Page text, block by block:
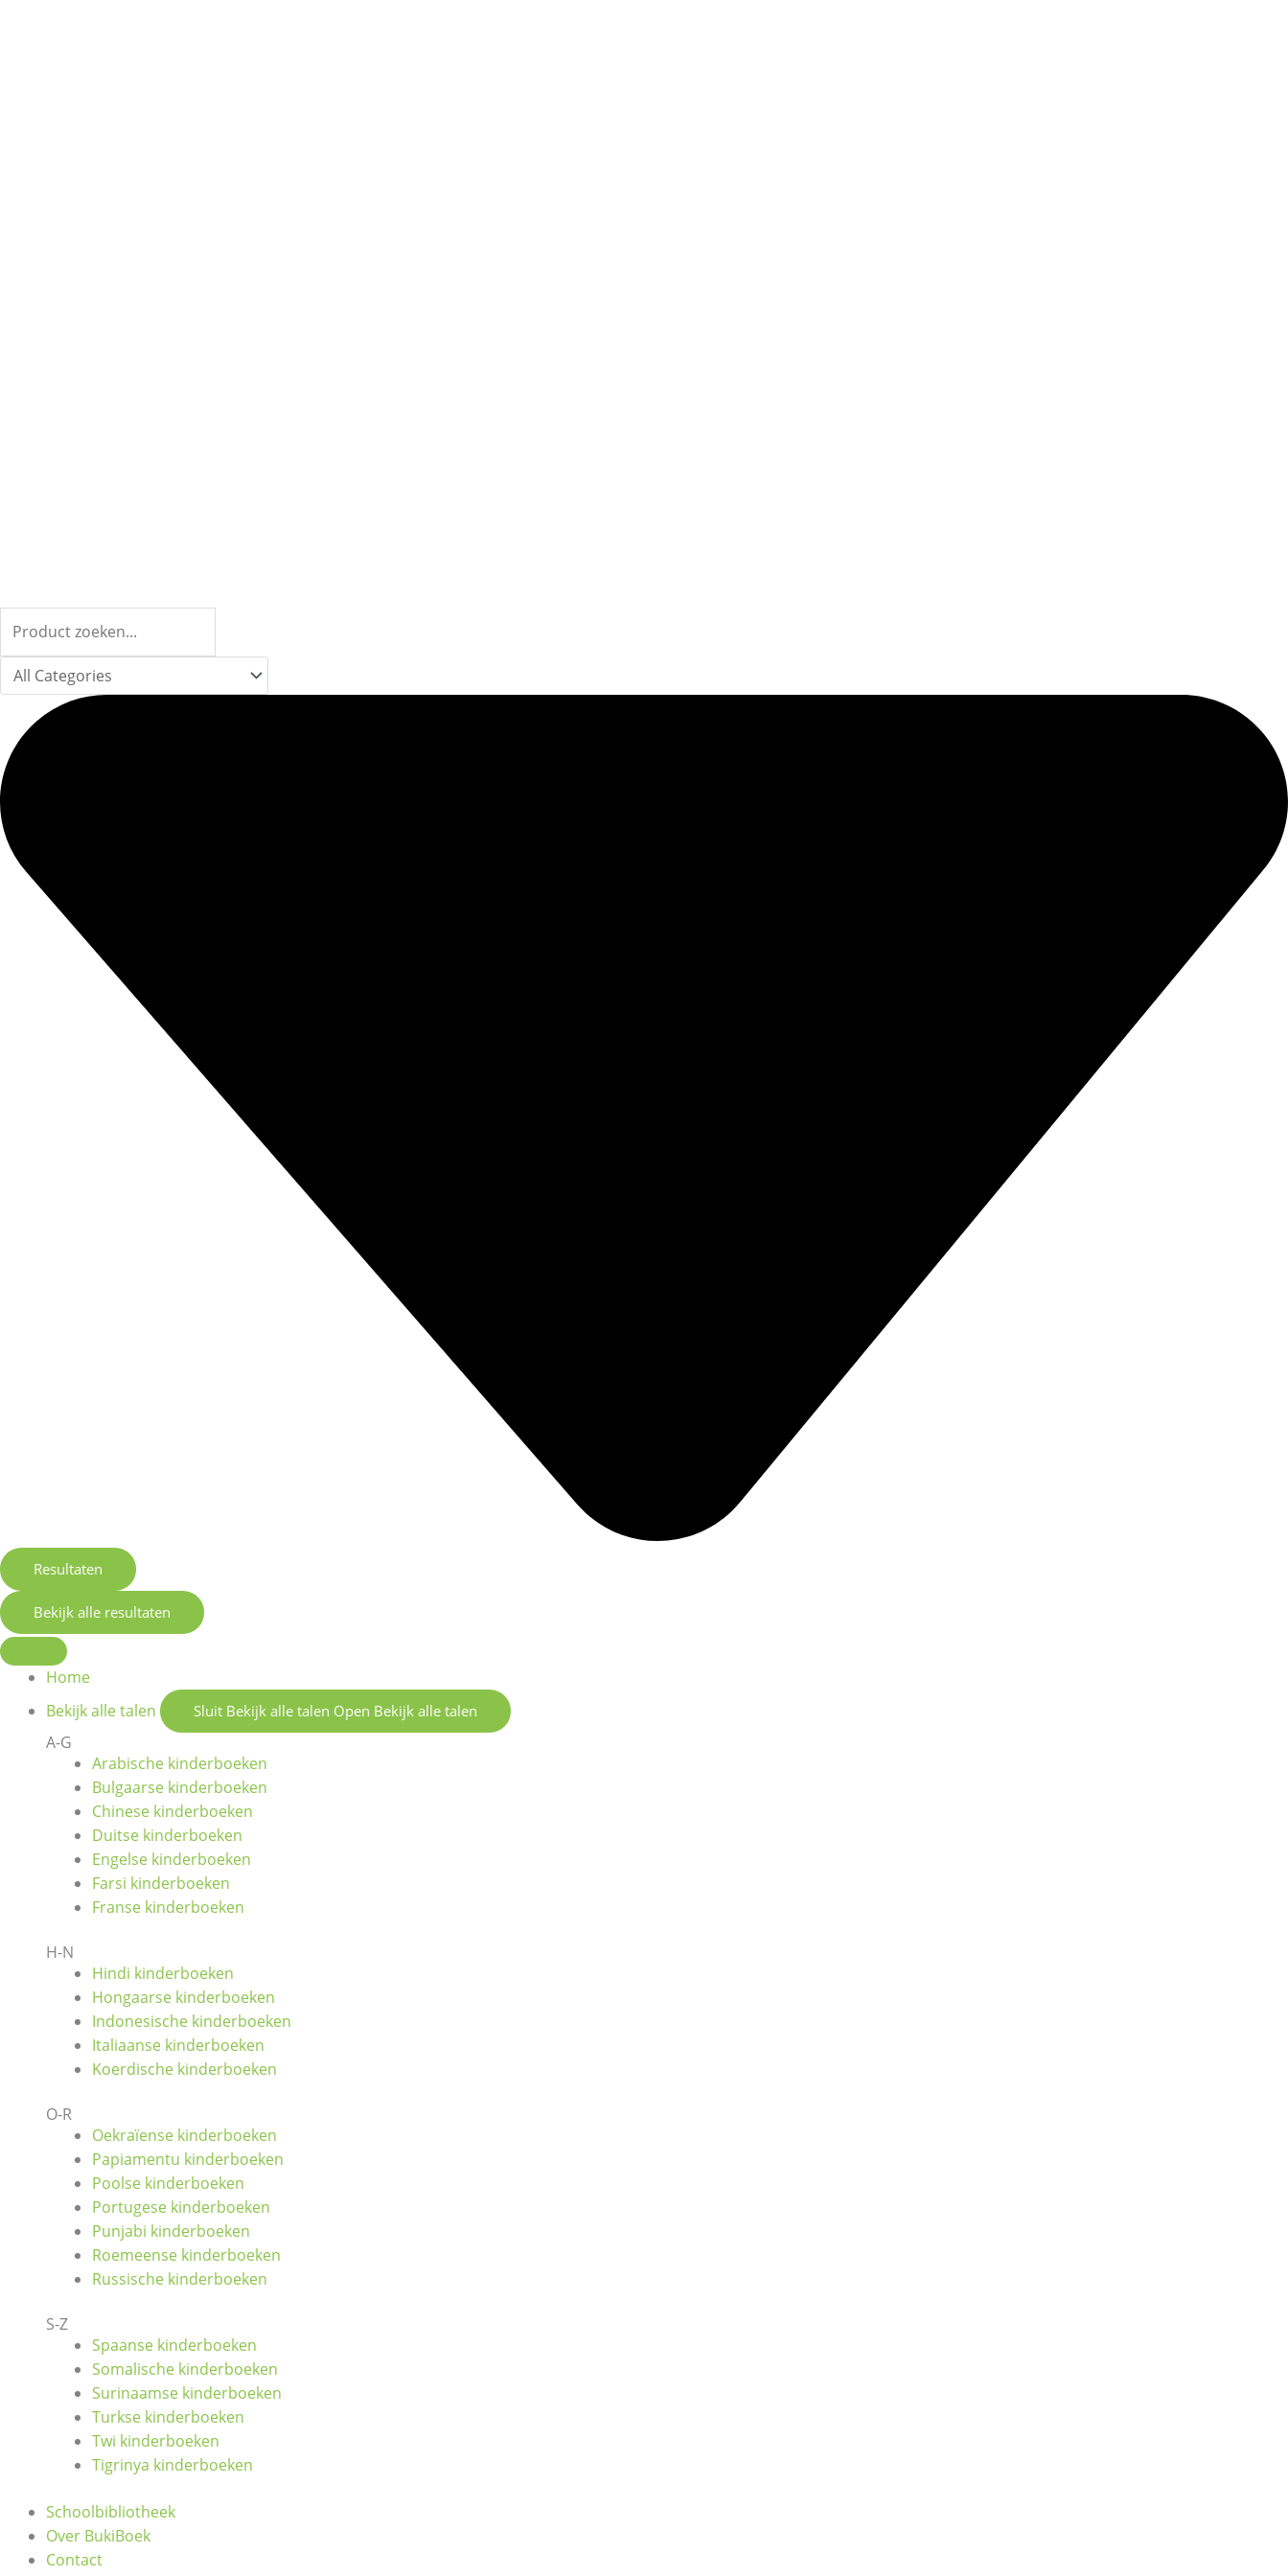
Resultaten
Bekijk alle resultaten
Home
Bekijk alle talen
Sluit Bekijk alle talen Open Bekijk alle talen
A-G
Arabische kinderboeken
Bulgaarse kinderboeken
Chinese kinderboeken
Duitse kinderboeken
Engelse kinderboeken
Farsi kinderboeken
Franse kinderboeken
H-N
Hindi kinderboeken
Hongaarse kinderboeken
Indonesische kinderboeken
Italiaanse kinderboeken
Koerdische kinderboeken
O-R
Oekraïense kinderboeken
Papiamentu kinderboeken
Poolse kinderboeken
Portugese kinderboeken
Punjabi kinderboeken
Roemeense kinderboeken
Russische kinderboeken
S-Z
Spaanse kinderboeken
Somalische kinderboeken
Surinaamse kinderboeken
Turkse kinderboeken
Twi kinderboeken
Tigrinya kinderboeken
Schoolbibliotheek
Over BukiBoek
Contact